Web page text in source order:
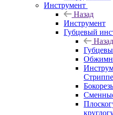
Инструмент
Назад
Инструмент
Губцевый
Назад